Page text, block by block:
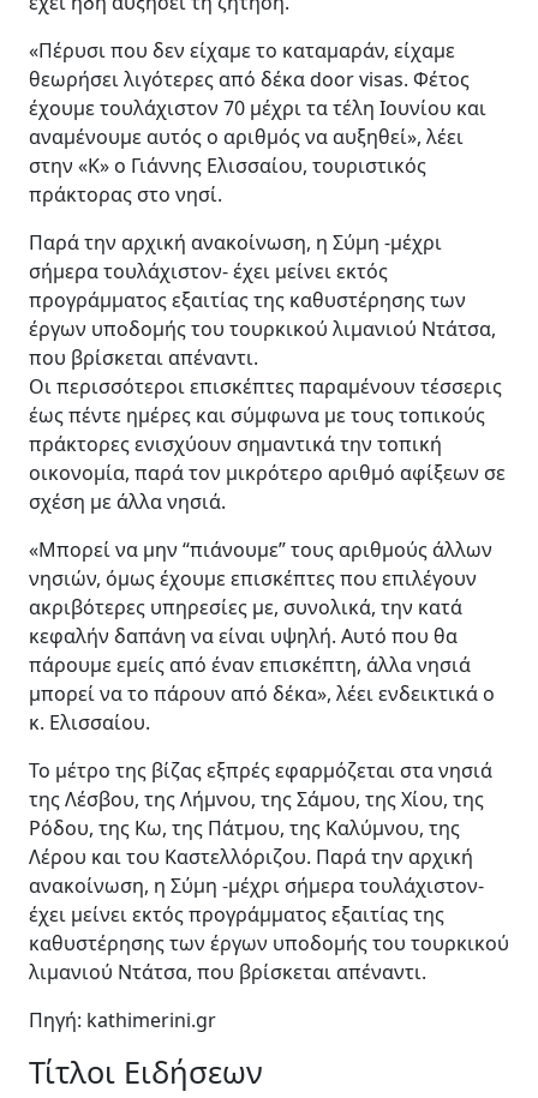
«Πέρυσι που δεν είχαμε το καταμαράν, είχαμε
θεωρήσει λιγότερες από δέκα door visas. Φέτος
έχουμε τουλάχιστον 70 μέχρι τα τέλη Ιουνίου και
αναμένουμε αυτός ο αριθμός να αυξηθεί», λέει
στην «Κ» ο Γιάννης Ελισσαίου, τουριστικός
πράκτορας στο νησί.
Παρά την αρχική ανακοίνωση, η Σύμη -μέχρι
σήμερα τουλάχιστον- έχει μείνει εκτός
προγράμματος εξαιτίας της καθυστέρησης των
έργων υποδομής του τουρκικού λιμανιού Ντάτσα,
που βρίσκεται απέναντι.
Οι περισσότεροι επισκέπτες παραμένουν τέσσερις
έως πέντε ημέρες και σύμφωνα με τους τοπικούς
πράκτορες ενισχύουν σημαντικά την τοπική
οικονομία, παρά τον μικρότερο αριθμό αφίξεων σε
σχέση με άλλα νησιά.
«Μπορεί να μην “πιάνουμε” τους αριθμούς άλλων
νησιών, όμως έχουμε επισκέπτες που επιλέγουν
ακριβότερες υπηρεσίες με, συνολικά, την κατά
κεφαλήν δαπάνη να είναι υψηλή. Αυτό που θα
πάρουμε εμείς από έναν επισκέπτη, άλλα νησιά
μπορεί να το πάρουν από δέκα», λέει ενδεικτικά ο
κ. Ελισσαίου.
Το μέτρο της βίζας εξπρές εφαρμόζεται στα νησιά
της Λέσβου, της Λήμνου, της Σάμου, της Χίου, της
Ρόδου, της Κω, της Πάτμου, της Καλύμνου, της
Λέρου και του Καστελλόριζου. Παρά την αρχική
ανακοίνωση, η Σύμη -μέχρι σήμερα τουλάχιστον-
έχει μείνει εκτός προγράμματος εξαιτίας της
καθυστέρησης των έργων υποδομής του τουρκικού
λιμανιού Ντάτσα, που βρίσκεται απέναντι.
Πηγή: kathimerini.gr
Τίτλοι Ειδήσεων